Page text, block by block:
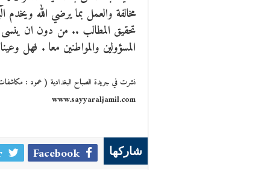
مخالفة والعمل بما يرضي الله
تحقيق المطالب .. من دون ان
المسؤولين والمواطنين معا . فهل
نشرت في جريدة الصباح البغدادية ( عمود : مكاشفات عراقية ) ، 17 شباط / فبراير 2011 ، ويعاد نشرها على
www.sayyaraljamil.com
شاركها Facebook